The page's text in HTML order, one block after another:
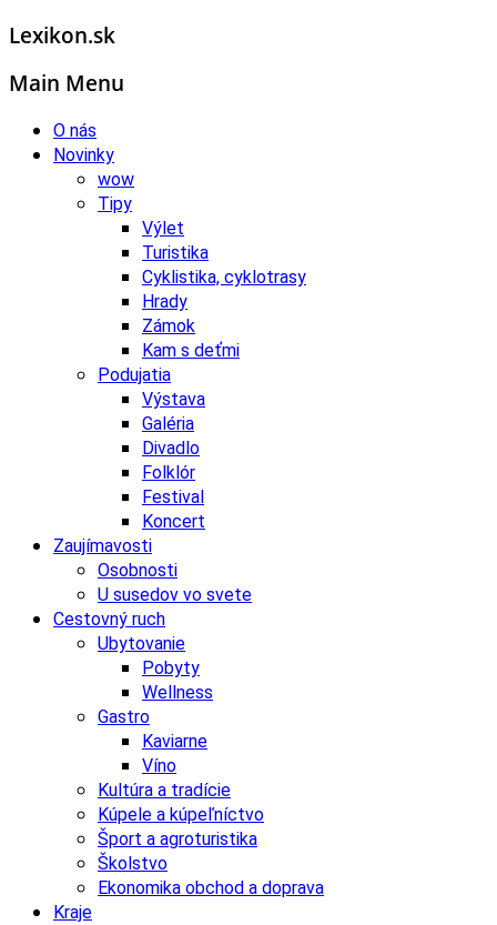
Lexikon.sk
Main Menu
O nás
Novinky
wow
Tipy
Výlet
Turistika
Cyklistika, cyklotrasy
Hrady
Zámok
Kam s deťmi
Podujatia
Výstava
Galéria
Divadlo
Folklór
Festival
Koncert
Zaujímavosti
Osobnosti
U susedov vo svete
Cestovný ruch
Ubytovanie
Pobyty
Wellness
Gastro
Kaviarne
Víno
Kultúra a tradície
Kúpele a kúpeľníctvo
Šport a agroturistika
Školstvo
Ekonomika obchod a doprava
Kraje